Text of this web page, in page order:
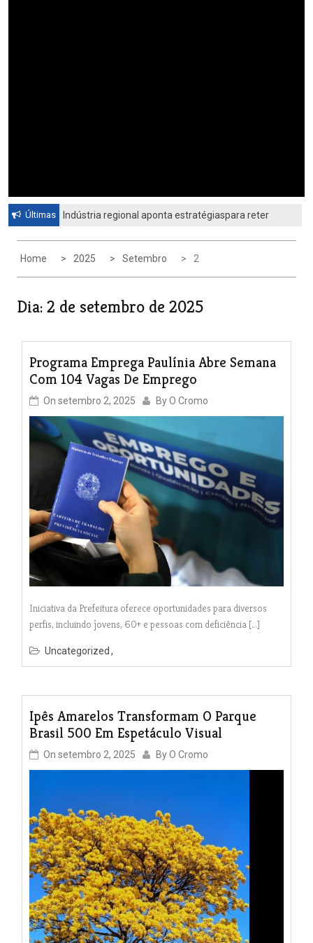
Últimas
Indústria regional aponta estratégiaspara reter
Home
2025 Setembro 2
Dia: 2 de setembro de 2025
Programa Emprega Paulínia Abre Semana
Com 104 Vagas De Emprego
On setembro 2, 2025 ByO Cromo
Iniciativa da Prefeitura oferece oportunidades para diversos
perfis, incluindo jovens, 60+ e pessoas com deficiência […]
Uncategorized
Ipês Amarelos Transformam O Parque
Brasil 500 Em Espetáculo Visual
On setembro 2, 2025 ByO Cromo